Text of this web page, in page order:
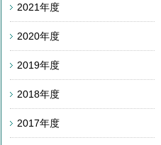
2021年度
2020年度
2019年度
2018年度
2017年度